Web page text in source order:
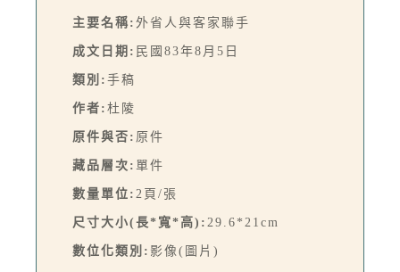
主要名稱: 外省人與客家聯手
成文日期: 民國83年8月5日
類別: 手稿
作者: 杜陵
原件與否: 原件
藏品層次: 單件
數量單位: 2頁/張
尺寸大小(長*寬*高): 29.6*21cm
數位化類別: 影像(圖片)